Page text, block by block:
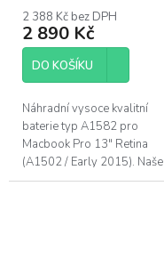
produktu
je
5,0
hvězdiček.
2 388 Kč bez DPH
2 890 Kč
DO KOŠÍKU
Náhradní vysoce kvalitní
baterie typ A1582 pro
Macbook Pro 13" Retina
(A1502 / Early 2015). Naše
baterie mají CE, FC a RoHS